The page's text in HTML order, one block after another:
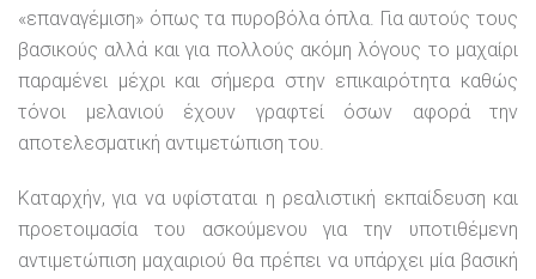
«επαναγέμιση» όπως τα πυροβόλα όπλα. Για αυτούς τους
βασικούς αλλά και για πολλούς ακόμη λόγους το μαχαίρι
παραμένει μέχρι και σήμερα στην επικαιρότητα καθώς
τόνοι μελανιού έχουν γραφτεί όσων αφορά την
αποτελεσματική αντιμετώπιση του.
Καταρχήν, για να υφίσταται η ρεαλιστική εκπαίδευση και
προετοιμασία του ασκούμενου για την υποτιθέμενη
αντιμετώπιση μαχαιριού θα πρέπει να υπάρχει μία βασική